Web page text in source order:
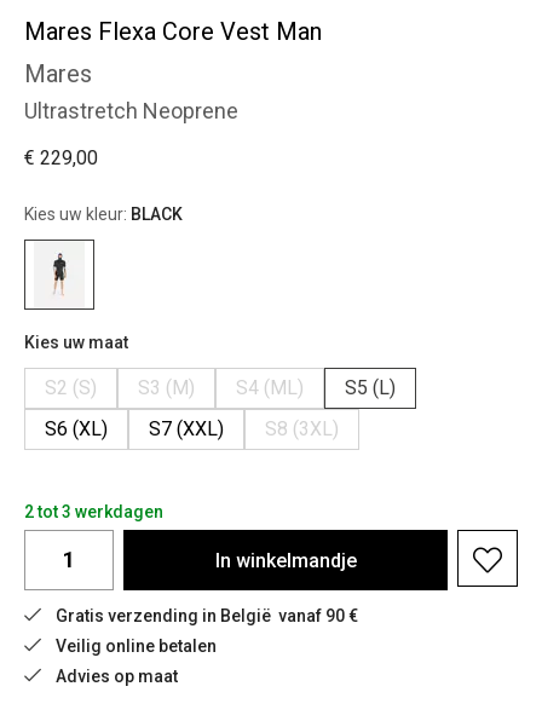
Mares Flexa Core Vest Man
Mares
Ultrastretch Neoprene
€ 229,00
Kies uw kleur: BLACK
Kies uw maat
S2 (S) S3 (M) S4 (ML)
S5 (L)
S6 (XL)
S7 (XXL) S8 (3XL)
2 tot 3 werkdagen
In winkelmandje
Gratis verzending in België  vanaf 90 €
Veilig online betalen
Advies op maat